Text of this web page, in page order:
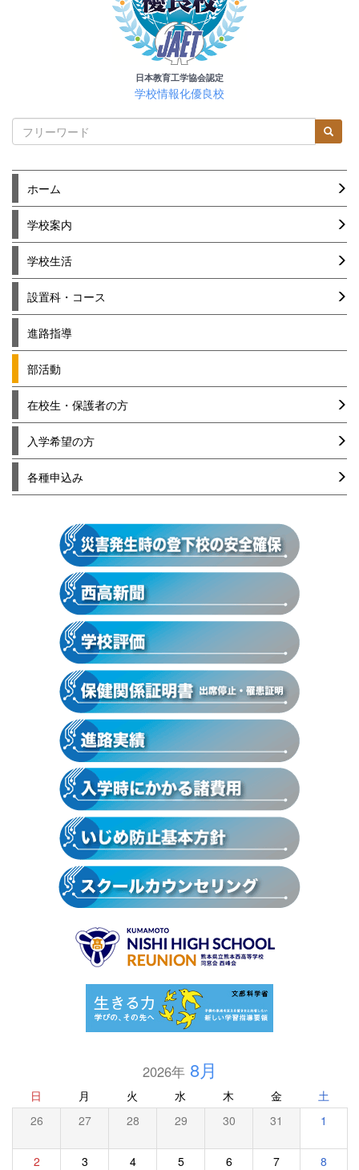
日本教育工学協会認定
学校情報化優良校
ホーム
学校案内
学校生活
設置科・コース
進路指導
部活動
在校生・保護者の方
入学希望の方
各種申込み
2026年8月
日 月 火 水 木 金 土
26 27 28 29 30 31 1
2 3 4 5 6 7 8